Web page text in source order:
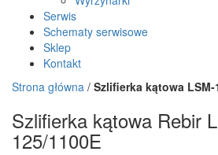
Serwis
Schematy serwisowe
Sklep
Kontakt
Strona główna / Szlifierka kątowa LSM-
Szlifierka kątowa Rebir
125/1100E